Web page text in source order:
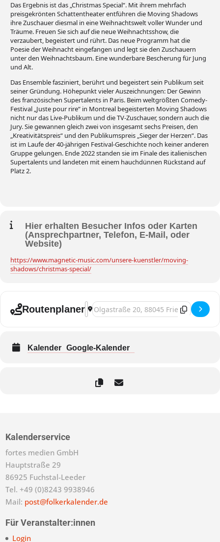
Das Ergebnis ist das „Christmas Special“. Mit ihrem mehrfach
preisgekrönten Schattentheater entführen die Moving Shadows
ihre Zuschauer diesmal in eine Weihnachtswelt voller Wunder und
Träume. Freuen Sie sich auf die neue Weihnachtsshow, die
verzaubert, begeistert und rührt. Das neue Programm hat die
Poesie der Weihnacht eingefangen und legt sie den Zuschauern
unter den Weihnachtsbaum. Eine wunderbare Bescherung für Jung
und Alt.
Das Ensemble fasziniert, berührt und begeistert sein Publikum seit
seiner Gründung. Höhepunkt vieler Auszeichnungen: Der Gewinn
des französischen Supertalents in Paris. Beim weltgrößten Comedy-
Festival „Juste pour rire“ in Montreal begeisterten Moving Shadows
nicht nur das Live-Publikum und die TV-Zuschauer, sondern auch die
Jury. Sie gewannen gleich zwei von insgesamt sechs Preisen, den
„Kreativitätspreis“ und den Publikumspreis „Sieger der Herzen“. Das
ist im Laufe der 40-jährigen Festival-Geschichte noch keiner anderen
Gruppe gelungen. Ende 2022 standen sie im Finale des italienischen
Supertalents und landeten mit einem hauchdünnen Rückstand auf
Platz 2.
Hier erhalten Besucher Infos oder Karten
(Ansprechpartner, Telefon, E-Mail, oder
Website)
https://www.magnetic-music.com/unsere-kuenstler/moving-
shadows/christmas-special/
RoutenplanerAddress - Friedrichshafen, Moving
Destination Address -
Kalender Google-Kalender
Kalenderservice
fortes medien GmbH
Hauptstraße 29
86925 Fuchstal-Leeder
Tel. +49 (0)8243 9938946
Mail: post@folkerkalender.de
Für Veranstalter:innen
Login